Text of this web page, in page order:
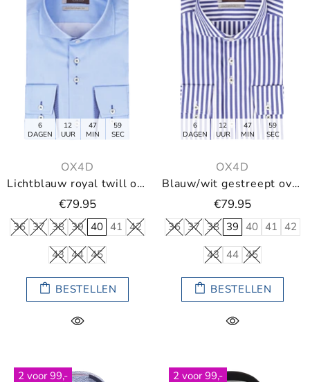
6
DAGEN
12
UUR
47
MIN
59
SEC
OX4D
Lichtblauw royal twill overhemd
€79.95
36 37 38 39 40 41 42
43 44 45
BESTELLEN
6
DAGEN
12
UUR
47
MIN
59
SEC
OX4D
Blauw/wit gestreept overhemd
€79.95
36 37 38 39 40 41 42
43 44 45
BESTELLEN
2 voor 99,- 2 voor 99,-